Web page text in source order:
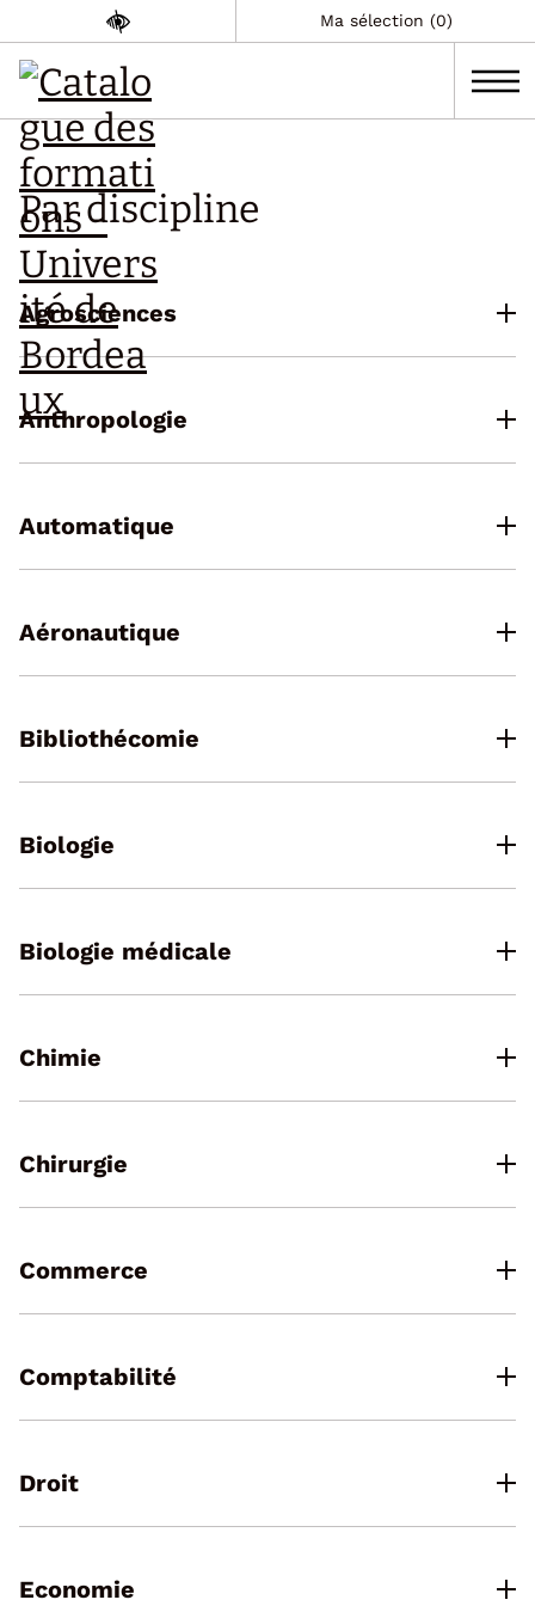
Ma sélection (0)
Par discipline
Agrosciences
Anthropologie
Automatique
Aéronautique
Bibliothécomie
Biologie
Biologie médicale
Chimie
Chirurgie
Commerce
Comptabilité
Droit
Economie